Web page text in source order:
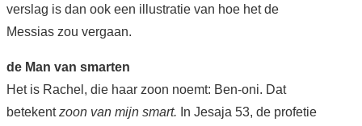
verslag is dan ook een illustratie van hoe het de
Messias zou vergaan.
de Man van smarten
Het is Rachel, die haar zoon noemt: Ben-oni. Dat
betekentzoon van mijn smart. In Jesaja 53, de profetie